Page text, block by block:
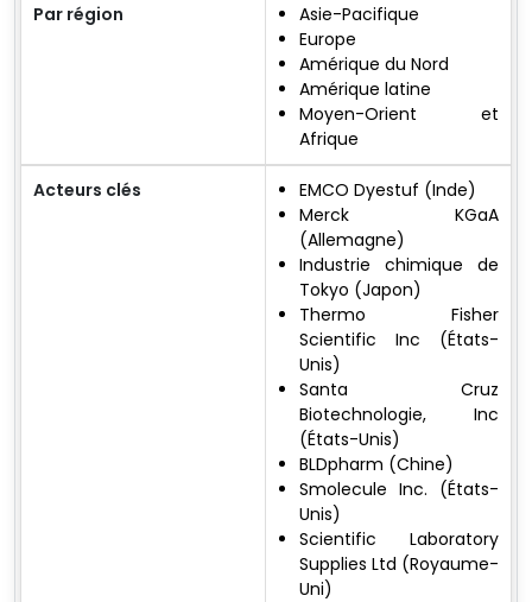
Par région
Asie-Pacifique
Europe
Amérique du Nord
Amérique latine
Moyen-Orient et
Afrique
Acteurs clés
EMCO Dyestuf (Inde)
Merck KGaA
(Allemagne)
Industrie chimique de
Tokyo (Japon)
Thermo Fisher
Scientific Inc (États-
Unis)
Santa Cruz
Biotechnologie, Inc
(États-Unis)
BLDpharm (Chine)
Smolecule Inc. (États-
Unis)
Scientific Laboratory
Supplies Ltd (Royaume-
Uni)